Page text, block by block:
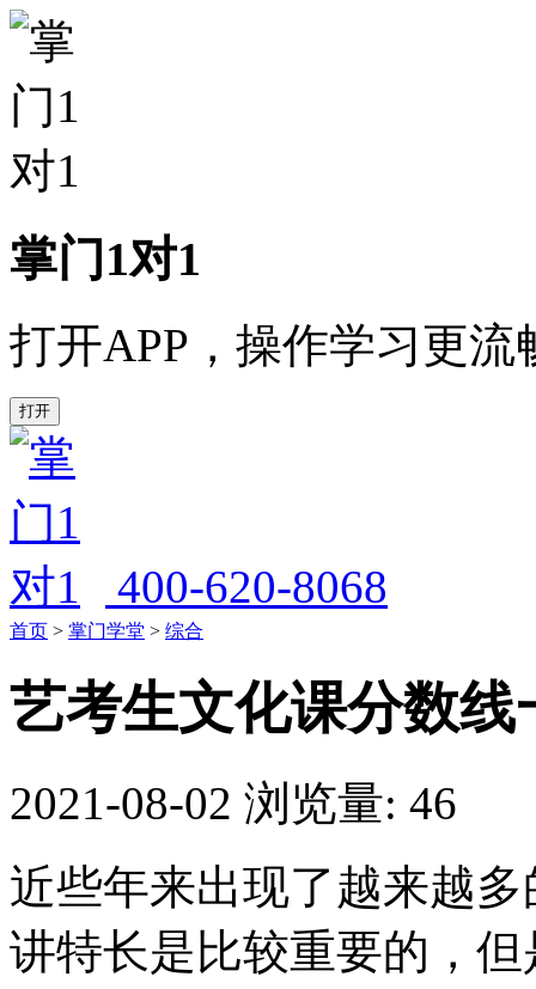
掌门1对1
打开APP，操作学习更流
打开
400-620-8068
首页 > 掌门学堂 > 综合
艺考生文化课分数线
2021-08-02 浏览量: 46
近些年来出现了越来越
讲特长是比较重要的，